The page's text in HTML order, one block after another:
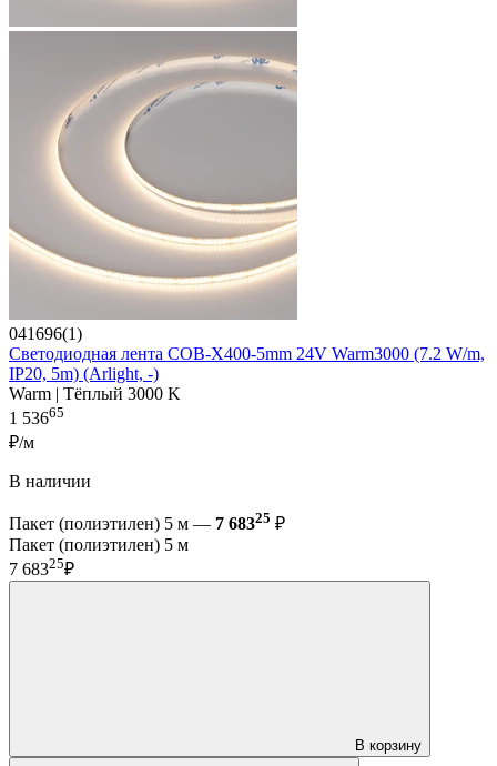
041696(1)
Светодиодная лента COB-X400-5mm 24V Warm3000 (7.2 W/m,
IP20, 5m) (Arlight, -)
Warm | Тёплый 3000 K
1 53665
₽/м
В наличии
Пакет (полиэтилен) 5 м — 7 68325 ₽
Пакет (полиэтилен) 5 м
7 68325₽
В корзину